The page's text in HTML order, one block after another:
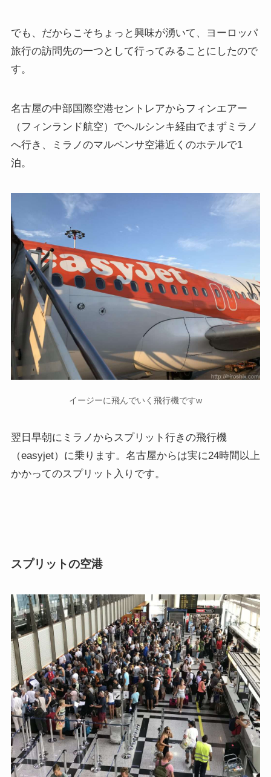
でも、だからこそちょっと興味が湧いて、ヨーロッパ
旅行の訪問先の一つとして行ってみることにしたので
す。
名古屋の中部国際空港セントレアからフィンエアー
（フィンランド航空）でヘルシンキ経由でまずミラノ
へ行き、ミラノのマルペンサ空港近くのホテルで1
泊。
イージーに飛んでいく飛行機ですw
翌日早朝にミラノからスプリット行きの飛行機
（easyjet）に乗ります。名古屋からは実に24時間以上
かかってのスプリット入りです。
スプリットの空港